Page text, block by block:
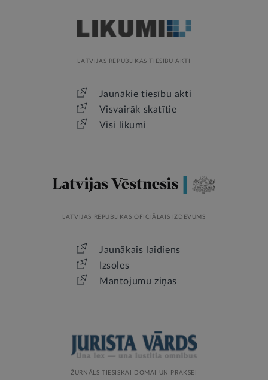
LATVIJAS REPUBLIKAS TIESĪBU AKTI
Jaunākie tiesību akti
Visvairāk skatītie
Visi likumi
LATVIJAS REPUBLIKAS OFICIĀLAIS IZDEVUMS
Jaunākais laidiens
Izsoles
Mantojumu ziņas
ŽURNĀLS TIESISKAI DOMAI UN PRAKSEI